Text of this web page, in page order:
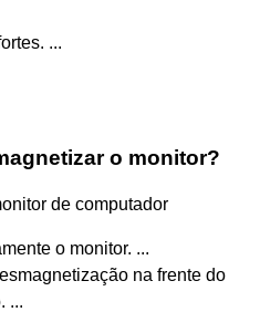
...
o monitor?
de computador
o monitor. ...
na frente do
...